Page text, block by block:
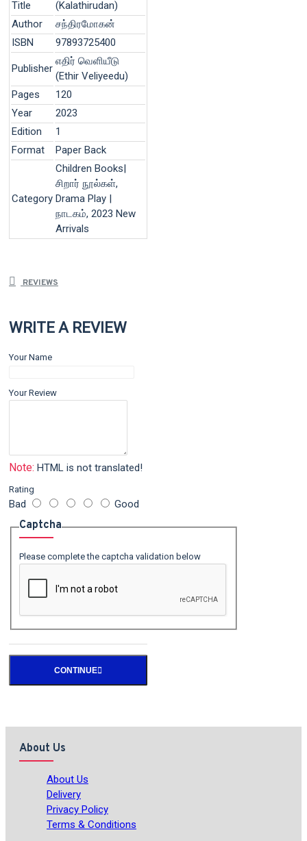
Title
(Kalathirudan)
Author
சந்திரமோகன்
ISBN
97893725400
Publisher
எதிர் வெளியீடு
(Ethir Veliyeedu)
Pages
120
Year
2023
Edition
1
Format
Paper Back
Category
Children Books|
சிறார் நூல்கள்,
Drama Play |
நாடகம், 2023 New
Arrivals
REVIEWS
WRITE A REVIEW
Your Name
Your Review
Note: HTML is not translated!
Rating
Bad Good
Captcha
Please complete the captcha validation below
CONTINUE
About Us
About Us
Delivery
Privacy Policy
Terms & Conditions